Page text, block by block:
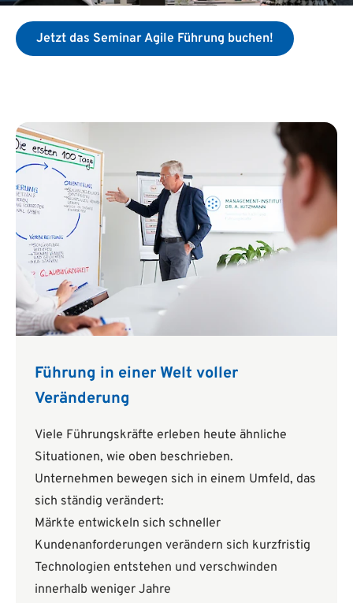
Jetzt das Seminar Agile Führung buchen!
Führung in einer Welt voller
Veränderung
Viele Führungskräfte erleben heute ähnliche
Situationen, wie oben beschrieben.
Unternehmen bewegen sich in einem Umfeld, das
sich ständig verändert:
Märkte entwickeln sich schneller
Kundenanforderungen verändern sich kurzfristig
Technologien entstehen und verschwinden
innerhalb weniger Jahre